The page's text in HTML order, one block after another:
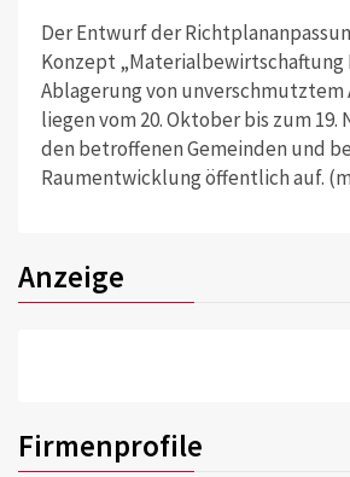
Der Entwurf der
Konzept „Materialbewirtschaftung
Ablagerung von unverschmutztem
liegen vom 20. Oktober bis zum 19.
den betroffenen Gemeinden und
Raumentwicklung öffentlich auf.
Anzeige
Firmenprofile